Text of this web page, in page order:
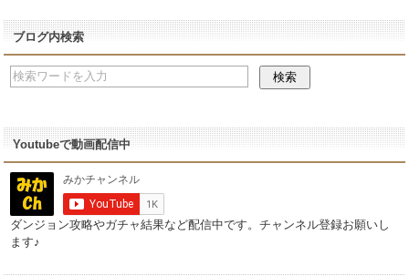
ブログ内検索
Youtubeで動画配信中
ダンジョン攻略やガチャ結果など配信中です。チャンネル登録お願いし
ます♪